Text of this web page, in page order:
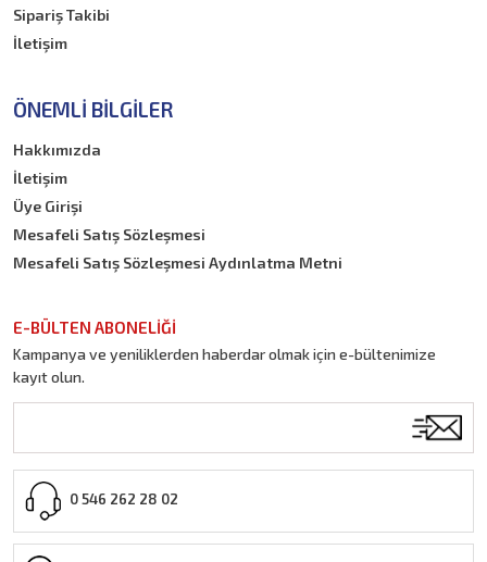
Sipariş Takibi
İletişim
ÖNEMLI BILGILER
Hakkımızda
İletişim
Üye Girişi
Mesafeli Satış Sözleşmesi
Mesafeli Satış Sözleşmesi Aydınlatma Metni
E-BÜLTEN ABONELİĞİ
Kampanya ve yeniliklerden haberdar olmak için e-bültenimize
kayıt olun.
0 546 262 28 02